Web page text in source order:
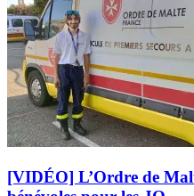
[VIDÉO] L’Ordre de